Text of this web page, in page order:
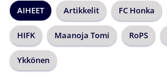
AIHEET Artikkelit FC Honka
HIFK Maanoja Tomi RoPS
Ykkönen